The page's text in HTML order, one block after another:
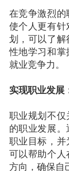
在竞争激烈
使个人更有
划，可以了
性地学习和
就业竞争力。
实现职业发展
职业规划不仅
的职业发展
职业目标，
可以帮助个
方向，确保自